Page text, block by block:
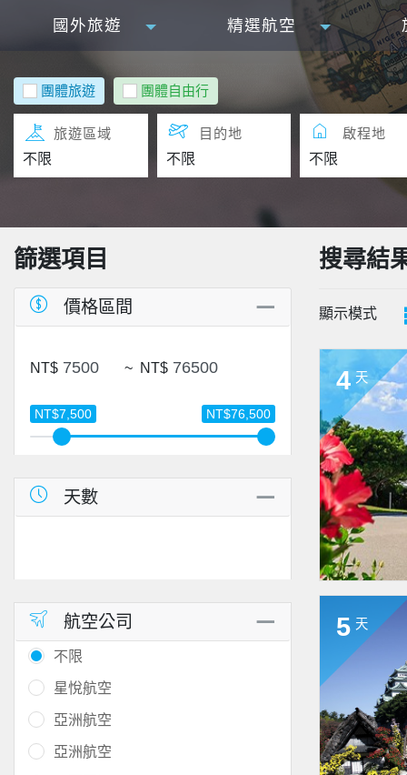
國外旅遊 精選航空
團體旅遊 團體自由行
旅遊區域 目的地 啟程地
篩選項目
價格區間
NT$ ~ NT$
NT$7,500 NT$76,500
天數
航空公司
不限
星悅航空
亞洲航空
亞洲航空
搜尋結
顯示模式
4 天
5 天